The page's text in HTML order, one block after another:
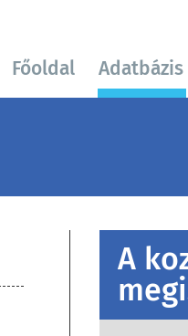
Főoldal Adatbázis
A